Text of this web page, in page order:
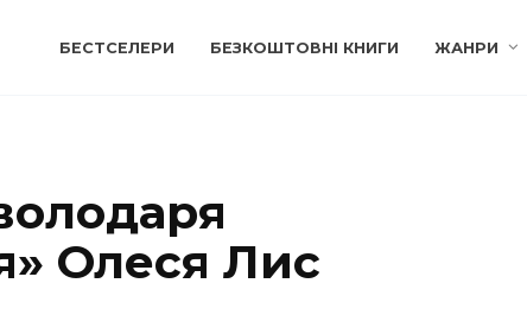
БЕСТСЕЛЕРИ БЕЗКОШТОВНІ КНИГИ ЖАНРИ
Олеся Лис